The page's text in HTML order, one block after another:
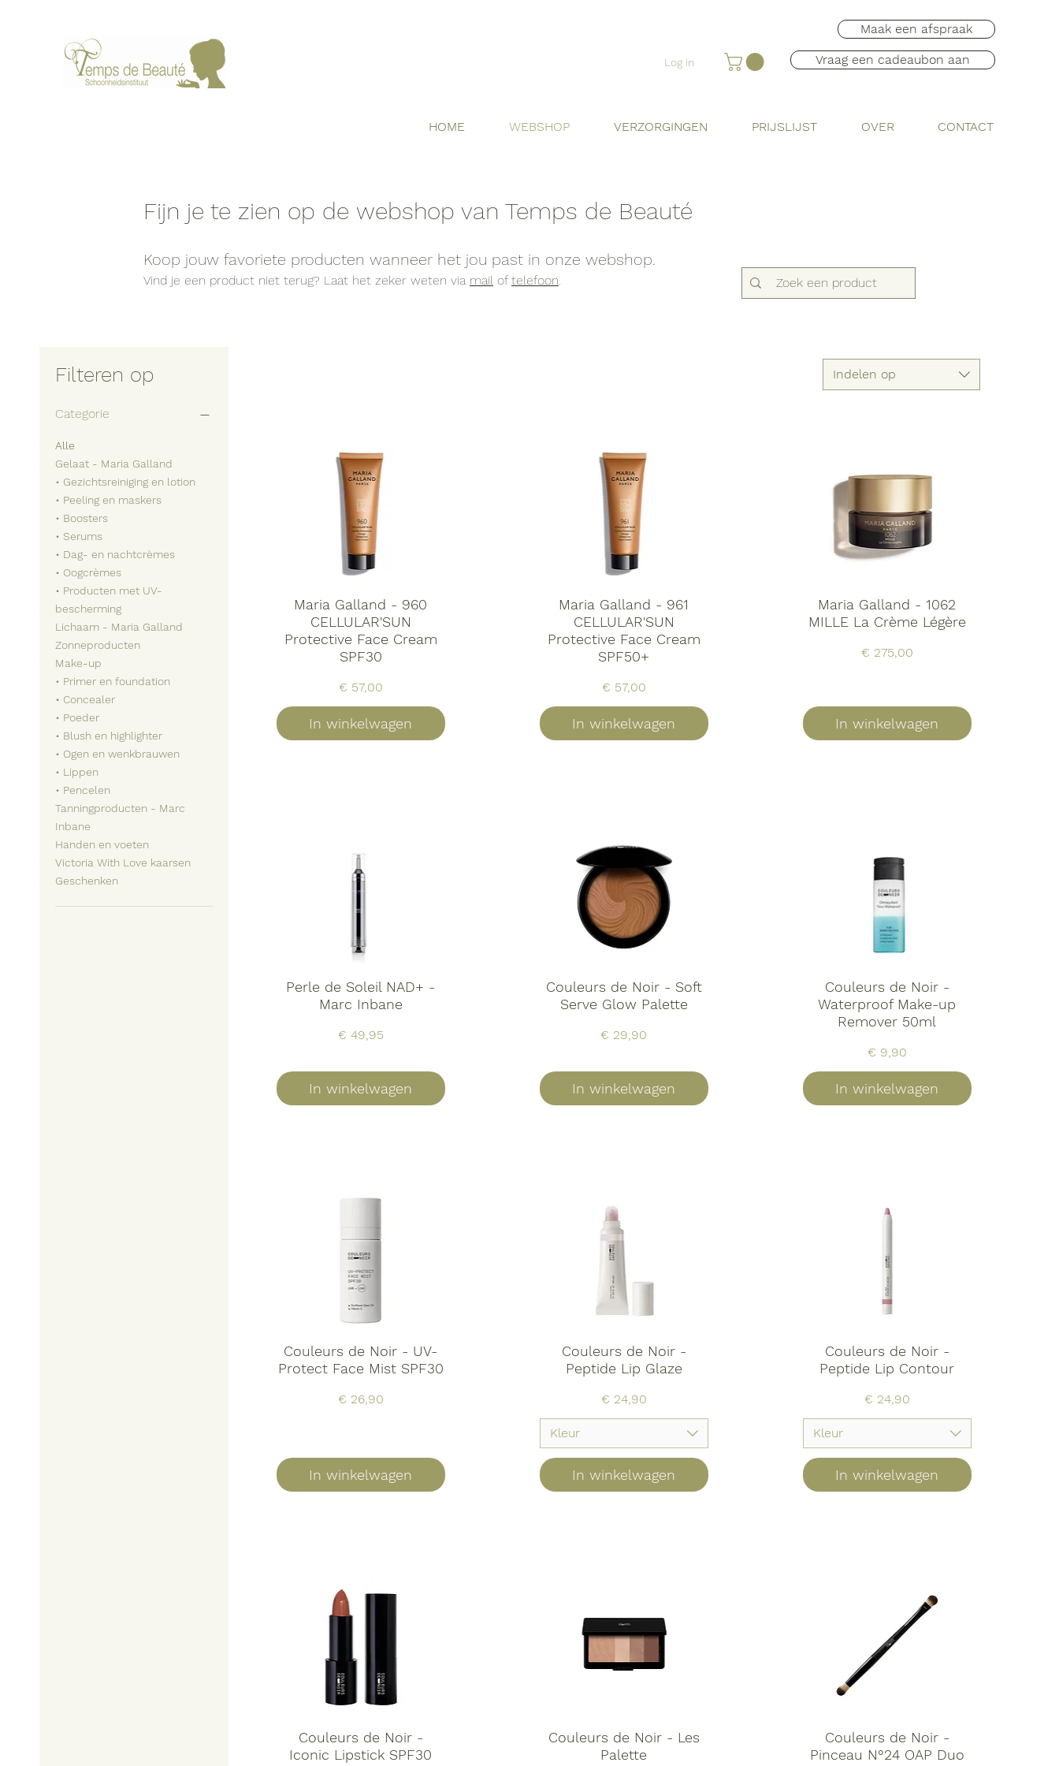
Maak een afspraak
Log in Vraag een cadeaubon aan
HOME WEBSHOP VERZORGINGEN PRIJSLIJST OVER CONTACT
Fijn je te zien op de webshop van Temps de Beauté
Koop jouw favoriete producten wanneer het jou past in onze webshop.
Vind je een product niet terug? Laat het zeker weten via mail of telefoon.
Filteren op
Categorie
Alle
Gelaat - Maria Galland
• Gezichtsreiniging en lotion
• Peeling en maskers
• Boosters
• Serums
• Dag- en nachtcrèmes
• Oogcrèmes
• Producten met UV-
bescherming
Lichaam - Maria Galland
Zonneproducten
Make-up
• Primer en foundation
• Concealer
• Poeder
• Blush en highlighter
• Ogen en wenkbrauwen
• Lippen
• Pencelen
Tanningproducten - Marc
Inbane
Handen en voeten
Victoria With Love kaarsen
Geschenken
Indelen op
Maria Galland - 960
CELLULAR'SUN
Protective Face Cream
SPF30
Prijs
€ 57,00
In winkelwagen
Maria Galland - 961
CELLULAR'SUN
Protective Face Cream
SPF50+
Prijs
€ 57,00
In winkelwagen
Maria Galland - 1062
MILLE La Crème Légère
Prijs
€ 275,00
In winkelwagen
Perle de Soleil NAD+ -
Marc Inbane
Prijs
€ 49,95
In winkelwagen
Couleurs de Noir - Soft
Serve Glow Palette
Prijs
€ 29,90
In winkelwagen
Couleurs de Noir -
Waterproof Make-up
Remover 50ml
Prijs
€ 9,90
In winkelwagen
Couleurs de Noir - UV-
Protect Face Mist SPF30
Prijs
€ 26,90
In winkelwagen
Couleurs de Noir -
Peptide Lip Glaze
Prijs
€ 24,90
Kleur
In winkelwagen
Couleurs de Noir -
Peptide Lip Contour
Prijs
€ 24,90
Kleur
In winkelwagen
Couleurs de Noir -
Iconic Lipstick SPF30
Couleurs de Noir - Les
Palette
Couleurs de Noir -
Pinceau N°24 OAP Duo